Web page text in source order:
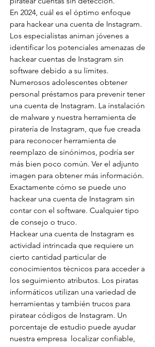
En 2024, cuál es el óptimo enfoque
para hackear una cuenta de Instagram.
Los especialistas animan jóvenes a
identificar los potenciales amenazas de
hackear cuentas de Instagram sin
software debido a su límites.
Numerosos adolescentes obtener
personal préstamos para prevenir tener
una cuenta de Instagram. La instalación
de malware y nuestra herramienta de
piratería de Instagram, que fue creada
para reconocer herramienta de
reemplazo de sinónimos, podría ser
más bien poco común. Ver el adjunto
imagen para obtener más información.
Exactamente cómo se puede uno
hackear una cuenta de Instagram sin
contar con el software. Cualquier tipo
de consejo o truco.
Hackear una cuenta de Instagram es
actividad intrincada que requiere un
cierto cantidad particular de
conocimientos técnicos para acceder a
los seguimiento atributos. Los piratas
informáticos utilizan una variedad de
herramientas y también trucos para
piratear códigos de Instagram. Un
porcentaje de estudio puede ayudar
nuestra empresa  localizar confiable,